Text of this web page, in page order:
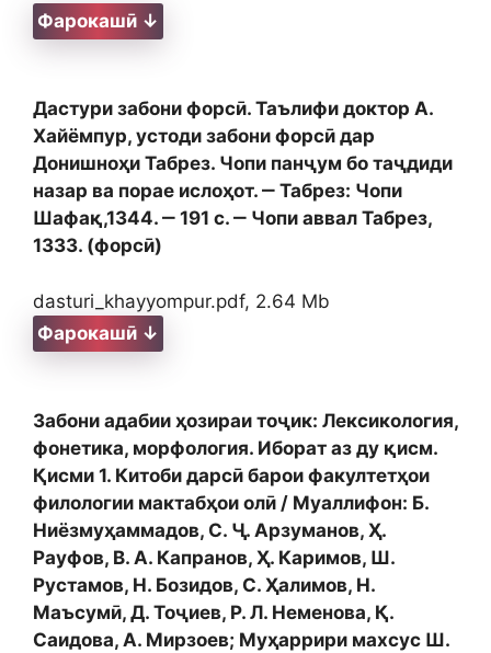
Фарокашӣ ↓
Дастури забони форсӣ. Таълифи доктор А.
Хайёмпур, устоди забони форсӣ дар
Донишноҳи Табрез. Чопи панҷум бо таҷдиди
назар ва порае ислоҳот. ‒ Табрез: Чопи
Шафақ,1344. ‒ 191 с. ‒ Чопи аввал Табрез,
1333. (форсӣ)
dasturi_khayyompur.pdf, 2.64 Mb
Фарокашӣ ↓
Забони адабии ҳозираи тоҷик: Лексикология,
фонетика, морфология. Иборат аз ду қисм.
Қисми 1. Китоби дарсӣ барои факултетҳои
филологии мактабҳои олӣ / Муаллифон: Б.
Ниёзмуҳаммадов, С. Ҷ. Арзуманов, Ҳ.
Рауфов, В. А. Капранов, Ҳ. Каримов, Ш.
Рустамов, Н. Бозидов, С. Ҳалимов, Н.
Маъсумӣ, Д. Тоҷиев, Р. Л. Неменова, Қ.
Саидова, А. Мирзоев; Муҳаррири махсус Ш.